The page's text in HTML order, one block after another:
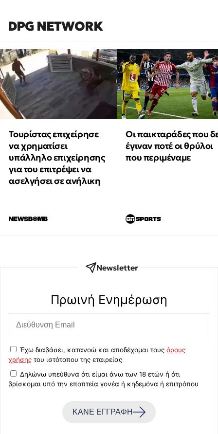
DPG NETWORK
Τουρίστας επιχείρησε
να χρηματίσει
υπάλληλο επιχείρησης
για του επιτρέψει να
ασελγήσει σε ανήλικη
Οι παικταράδες που
έγιναν ποτέ οι θρύλοι
που περιμέναμε
Newsletter
Πρωινή Eνημέρωση
Έχω διαβάσει, κατανοώ και αποδέχομαι τους όρους
χρήσης του ιστότοπου της εταιρείας
Δηλώνω υπεύθυνα ότι είμαι άνω των 18 ετών ή ότι
βρίσκομαι υπό την εποπτεία γονέα ή κηδεμόνα ή επιτρόπου
ΚΑΝΕ ΕΓΓΡΑΦΗ